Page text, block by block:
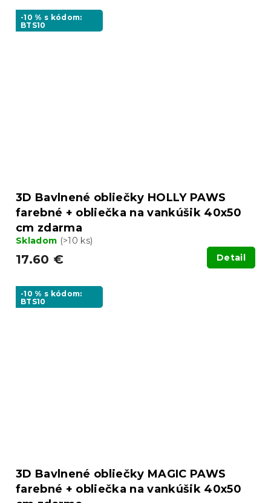
-10 % s kódom:
BTS10
3D Bavlnené obliečky HOLLY PAWS
farebné + obliečka na vankúšik 40x50
cm zdarma
Skladom (>10 ks)
17.60 € Detail
-10 % s kódom:
BTS10
3D Bavlnené obliečky MAGIC PAWS
farebné + obliečka na vankúšik 40x50